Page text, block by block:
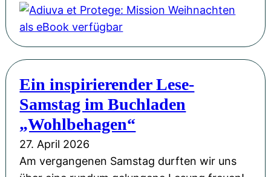
H
L
u
d
w
i
g
s
b
u
g
-
S
a
ß
!
r
F
o
r
i
n
M
ü
l
ö
f
f
e
n
t
l
i
c
h
i
u
e
t
P
r
t
Ein inspirierender Lese-
Samstag im Buchladen
„Wohlbehagen“
27. April 2026
Am vergangenen Samstag durften wir uns